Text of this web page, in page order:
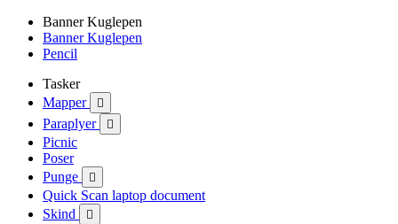
Banner Kuglepen
Banner Kuglepen
Pencil
Tasker
Mapper

Paraplyer 
Picnic
Poser
Punge

Quick Scan laptop document
Skind
